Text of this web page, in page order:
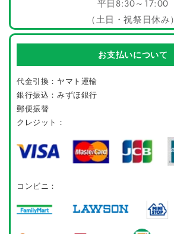
平日8:30～17:00
（土日・祝祭日休み）
お支払いについて
代金引換：ヤマト運輸
銀行振込：みずほ銀行
郵便振替
クレジット：
コンビニ：